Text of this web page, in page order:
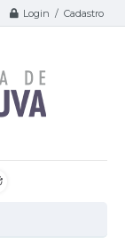
Login / Cadastro